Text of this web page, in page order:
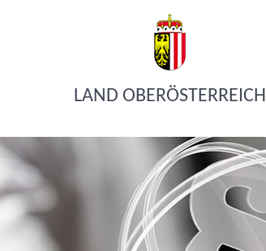
LAND OBERÖSTERREICH